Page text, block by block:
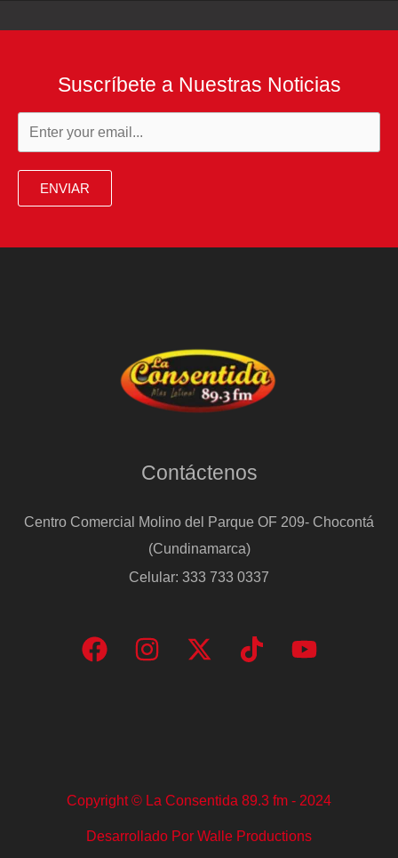
Suscríbete a Nuestras Noticias
ENVIAR
Contáctenos
Centro Comercial Molino del Parque OF 209- Chocontá
(Cundinamarca)
Celular: 333 733 0337
Copyright © La Consentida 89.3 fm - 2024
Desarrollado Por Walle Productions